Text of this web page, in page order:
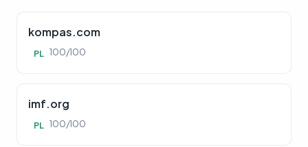
kompas.com
PL 100/100
imf.org
PL 100/100